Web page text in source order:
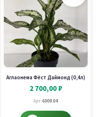
Аглаонема Фёст Даймонд (0,4л)
2 700,00 ₽
Арт:6009.04